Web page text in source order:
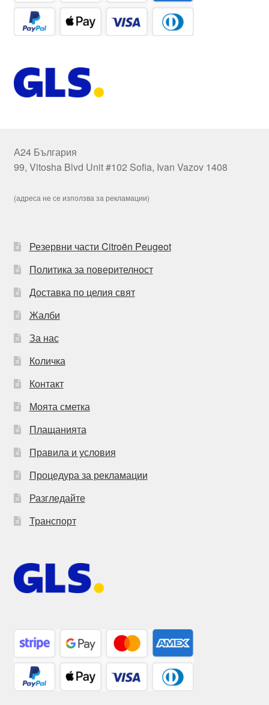
А24 България
99, Vitosha Blvd Unit #102 Sofia, Ivan Vazov 1408
(адреса не се използва за рекламации)
Резервни части Citroën Peugeot
Политика за поверителност
Доставка по целия свят
Жалби
За нас
Количка
Контакт
Моята сметка
Плащанията
Правила и условия
Процедура за рекламации
Разгледайте
Транспорт